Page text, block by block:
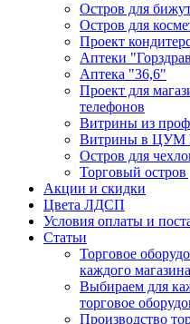
Остров для
Остров для
Проект
Аптеки
Аптека "36,6"
Проект для
телефонов
Витрины из
Витрины в ЦУМ
Остров для
Торговый
Акции и скидки
Цвета ЛДСП
Условия оплаты и
Статьи
Торговое
каждого магазина
Выбираем для
торговое
Производство